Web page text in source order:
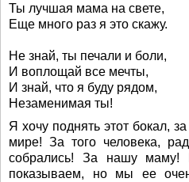
Ты лучшая мама на свете,
Еще много раз я это скажу.
Не знай, ты печали и боли,
И воплощай все мечты,
И знай, что я буду рядом,
Незаменимая ты!
Я хочу поднять этот бокал,
мире! За того человека,
собрались! За нашу маму!
показываем, но мы ее